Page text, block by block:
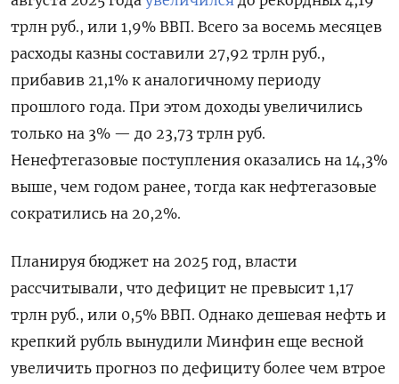
трлн руб., или 1,9% ВВП. Всего за восемь месяцев
расходы казны составили 27,92 трлн руб.,
прибавив 21,1% к аналогичному периоду
прошлого года. При этом доходы увеличились
только на 3% — до 23,73 трлн руб.
Ненефтегазовые поступления оказались на 14,3%
выше, чем годом ранее, тогда как нефтегазовые
сократились на 20,2%.
Планируя бюджет на 2025 год, власти
рассчитывали, что дефицит не превысит 1,17
трлн руб., или 0,5% ВВП. Однако дешевая нефть и
крепкий рубль вынудили Минфин еще весной
увеличить прогноз по дефициту более чем втрое